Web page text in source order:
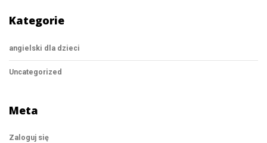
Kategorie
angielski dla dzieci
Uncategorized
Meta
Zaloguj się